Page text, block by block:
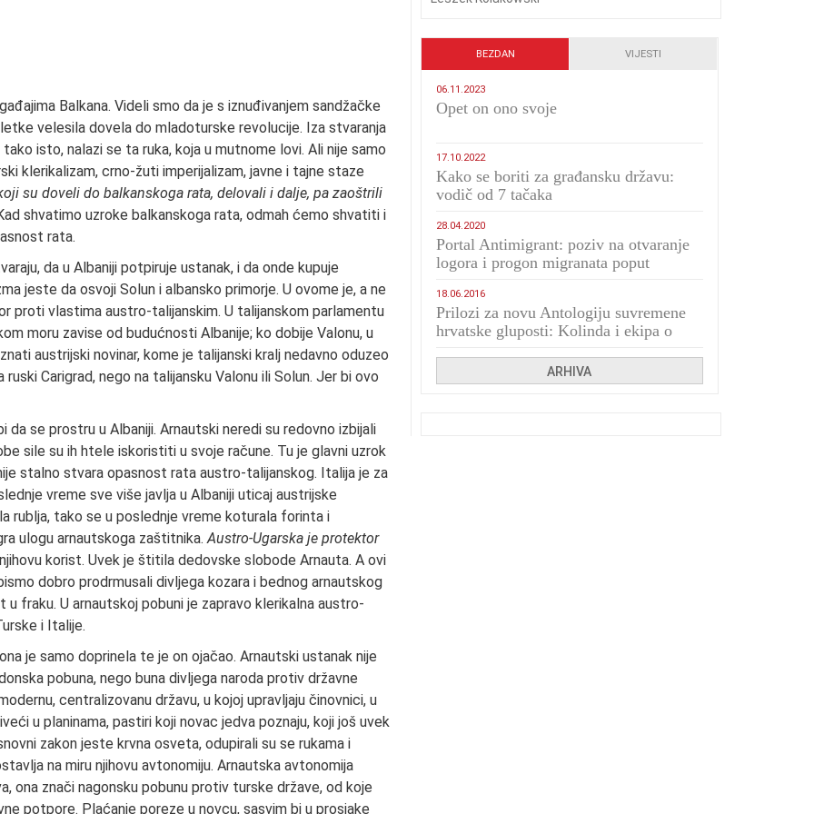
Balkana. Videli smo da je s iznuđivanjem sandžačke
velesila dovela do mladoturske revolucije. Iza stvaranja
isto, nalazi se ta ruka, koja u mutnome lovi. Ali nije samo
klerikalizam, crno-žuti imperijalizam, javne i tajne staze
su doveli do balkanskoga rata, delovali i dalje, pa zaoštrili
shvatimo uzroke balkanskoga rata, odmah ćemo shvatiti i
rata.
da u Albaniji potpiruje ustanak, i da onde kupuje
jeste da osvoji Solun i albansko primorje. U ovome je, a ne
proti vlastima austro-talijanskim. U talijanskom parlamentu
moru zavise od budućnosti Albanije; ko dobije Valonu, u
austrijski novinar, kome je talijanski kralj nedavno oduzeo
Carigrad, nego na talijansku Valonu ili Solun. Jer bi ovo
se prostru u Albaniji. Arnautski neredi su redovno izbijali
sile su ih htele iskoristiti u svoje račune. Tu je glavni uzrok
stalno stvara opasnost rata austro-talijanskog. Italija je za
vreme sve više javlja u Albaniji uticaj austrijske
rublja, tako se u poslednje vreme koturala forinta i
ulogu arnautskoga zaštitnika. Austro-Ugarska je protektor
korist. Uvek je štitila dedovske slobode Arnauta. A ovi
dobro prodrmusali divljega kozara i bednog arnautskog
fraku. U arnautskoj pobuni je zapravo klerikalna austro-
i Italije.
je samo doprinela te je on ojačao. Arnautski ustanak nije
pobuna, nego buna divljega naroda protiv državne
centralizovanu državu, u kojoj upravljaju činovnici, u
u planinama, pastiri koji novac jedva poznaju, koji još uvek
zakon jeste krvna osveta, odupirali su se rukama i
na miru njihovu avtonomiju. Arnautska avtonomija
ona znači nagonsku pobunu protiv turske države, od koje
potpore. Plaćanje poreze u novcu, sasvim bi u prosjake
BEZDAN VIJESTI
06.11.2023
​Opet on ono svoje
17.10.2022
Kako se boriti za građansku državu:
vodič od 7 tačaka
28.04.2020
Portal Antimigrant: poziv na otvaranje
logora i progon migranata poput
18.06.2016
Prilozi za novu Antologiju suvremene
hrvatske gluposti: Kolinda i ekipa o
ARHIVA